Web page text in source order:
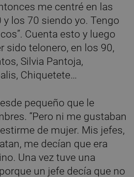
me centré en las
y los 70 siendo yo. Tengo
Cuenta esto y luego
sido telonero, en los 90,
Silvia Pantoja,
Chiquetete…
pequeño que le
“Pero ni me gustaban
de mujer. Mis jefes,
me decían que era
Una vez tuve una
un jefe decía que no